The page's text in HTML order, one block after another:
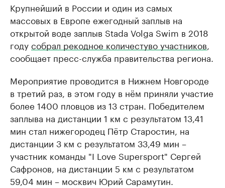
Крупнейший в России и один из самых
массовых в Европе ежегодный заплыв на
открытой воде заплыв Stada Volga Swim в 2018
годусобрал рекодное количестуво участников,
сообщает пресс-служба правительства региона.
Мероприятие проводится в Нижнем Новгороде
в третий раз, в этом году в нём приняли участие
более 1400 пловцов из 13 стран. Победителем
заплыва на дистанции 1 км с результатом 13,41
мин стал нижегородец Пётр Старостин, на
дистанции 3 км с результатом 33,49 мин –
участник команды "I Love Supersport" Сергей
Сафронов, на дистанции 5 км с результатом
59,04 мин – москвич Юрий Сарамутин.